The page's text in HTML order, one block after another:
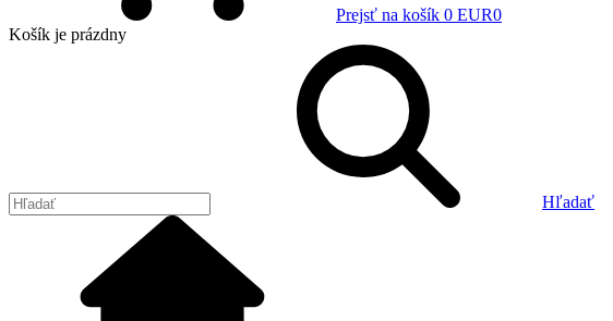
Prejsť na košík 0 EUR0
Košík je prázdny
Hľadať